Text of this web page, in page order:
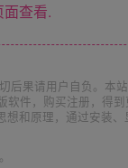
查看.
果请用户自负。本
件，购买注册，得到
和原理，通过安装